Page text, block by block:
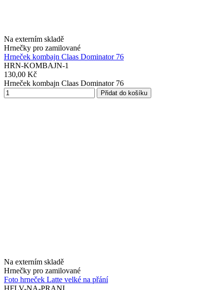
Na externím skladě
Hrnečky pro zamilované
Hrneček kombajn Claas Dominator 76
HRN-KOMBAJN-1
130,00 Kč
Hrneček kombajn Claas Dominator 76
Přidat do košíku
Na externím skladě
Hrnečky pro zamilované
Foto hrneček Latte velké na přání